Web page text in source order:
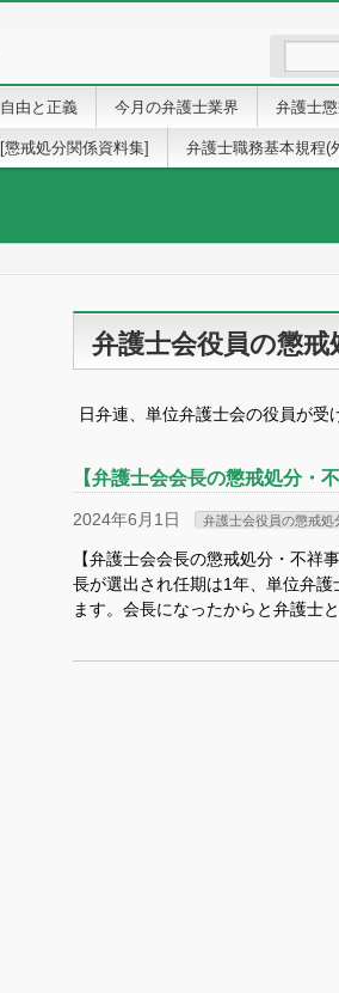
自由と正義 今月の弁護士業界 弁護士
[懲戒処分関係資料集] 弁護士職務基本規程(
弁護士会役員の懲戒
日弁連、単位弁護士会の役員が受
【弁護士会会長の懲戒処分・
2024年6月1日 弁護士会役員の懲戒処
【弁護士会会長の懲戒処分・不祥
長が選出され任期は1年、単位弁
ます。会長になったからと弁護士